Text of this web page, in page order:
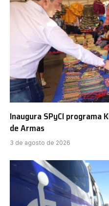
Inaugura SPyCI programa
de Armas
3 de agosto de 2026